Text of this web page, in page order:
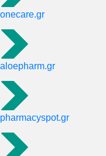
onecare.gr
aloepharm.gr
pharmacyspot.gr